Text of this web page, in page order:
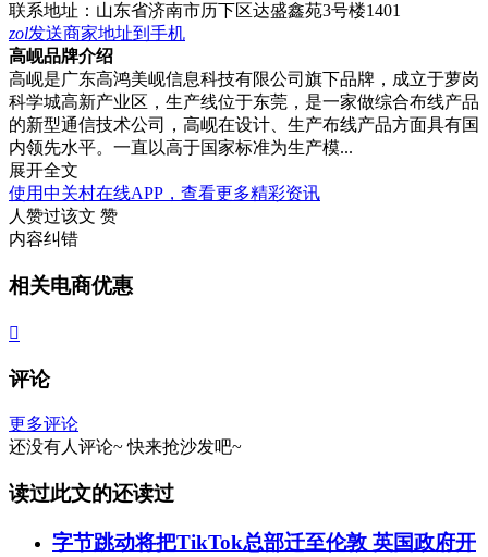
联系地址： 山东省济南市历下区达盛鑫苑3号楼1401
zol发送商家地址到手机
高岘品牌介绍
高岘是广东高鸿美岘信息科技有限公司旗下品牌，成立于萝岗
科学城高新产业区，生产线位于东莞，是一家做综合布线产品
的新型通信技术公司，高岘在设计、生产布线产品方面具有国
内领先水平。一直以高于国家标准为生产模...
展开全文
使用中关村在线APP，查看更多精彩资讯
人赞过该文 赞
内容纠错
相关电商优惠

评论
更多评论
还没有人评论~ 快来抢沙发吧~
读过此文的还读过
字节跳动将把TikTok总部迁至伦敦 英国政府开